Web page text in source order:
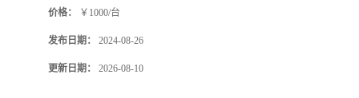
价格： ￥1000/台
发布日期： 2024-08-26
更新日期： 2026-08-10